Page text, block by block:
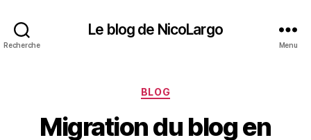
Recherche
Le blog de NicoLargo
Menu
Catégories
BLOG
Migration du blog en